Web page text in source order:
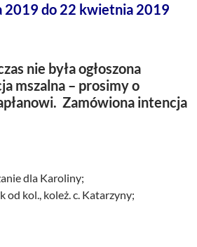
2019 do 22 kwietnia 2019
nie była ogłoszona
mszalna – prosimy o
Zamówiona intencja
dla Karoliny;
od kol., koleż. c. Katarzyny;